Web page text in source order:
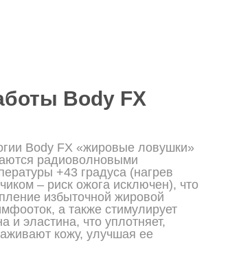
Body FX
Body FX «жировые ловушки»
радиоволновыми
+43 градуса (нагрев
– риск ожога исключен), что
избыточной жировой
а также стимулирует
и эластина, что уплотняет,
кожу, улучшая ее